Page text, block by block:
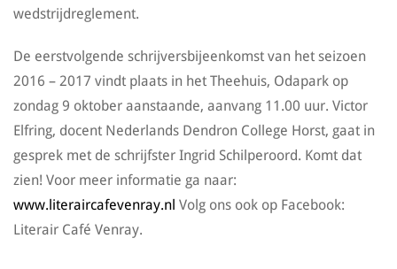
wedstrijdreglement.
De eerstvolgende schrijversbijeenkomst van het seizoen
2016 – 2017 vindt plaats in het Theehuis, Odapark op
zondag 9 oktober aanstaande, aanvang 11.00 uur. Victor
Elfring, docent Nederlands Dendron College Horst, gaat in
gesprek met de schrijfster Ingrid Schilperoord. Komt dat
zien! Voor meer informatie ga naar:
www.literaircafevenray.nl Volg ons ook op Facebook:
Literair Café Venray.